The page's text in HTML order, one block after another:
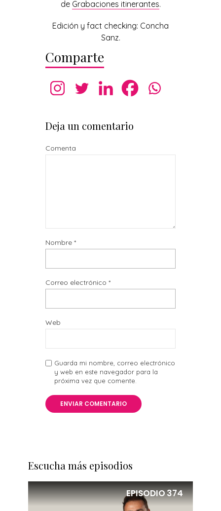
de Grabaciones itinerantes.
Edición y fact checking: Concha
Sanz.
Comparte
Deja un comentario
Comenta
Nombre *
Correo electrónico *
Web
Guarda mi nombre, correo electrónico
y web en este navegador para la
próxima vez que comente.
Escucha más episodios
EPISODIO374